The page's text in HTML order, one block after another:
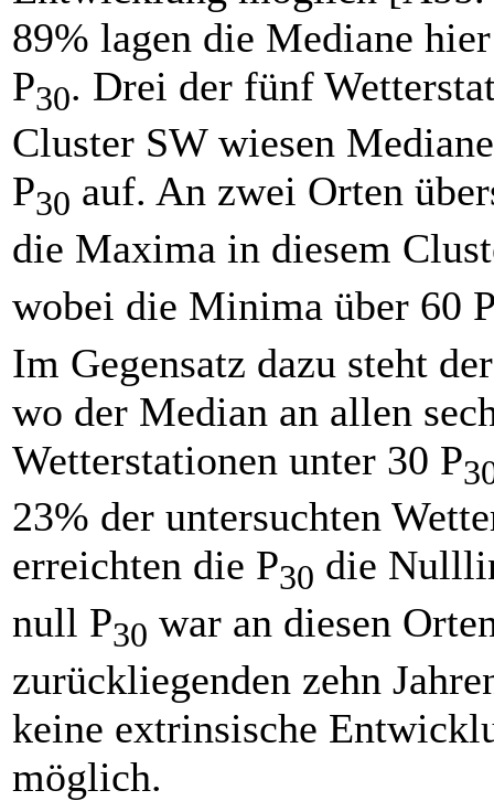
89% lagen die Mediane
P30. Drei der fünf
Cluster SW wiesen
P30 auf. An zwei Orten
die Maxima in diesem
wobei die Minima über 60
Im Gegensatz dazu steht
wo der Median an allen
Wetterstationen unter 30 P
23% der untersuchten
erreichten die P30 die
null P30 war an diesen
zurückliegenden zehn
keine extrinsische
möglich.